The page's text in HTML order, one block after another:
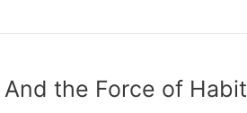
And the Force of Habit